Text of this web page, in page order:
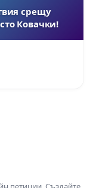
срещу
Ковачки!